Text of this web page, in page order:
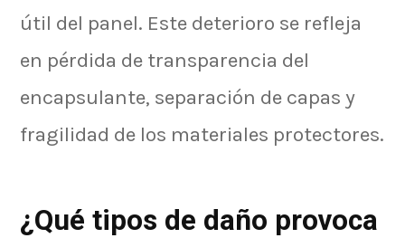
útil del panel. Este deterioro se refleja
en pérdida de transparencia del
encapsulante, separación de capas y
fragilidad de los materiales protectores.
¿Qué tipos de daño provoca